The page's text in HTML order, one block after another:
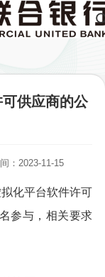
供应商的公
：2023-11-15
化平台软件许可
参与，相关要求